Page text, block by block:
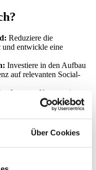
Über Cookies
Reduziere die
entwickle eine
Investiere in den Aufbau
auf relevanten Social-
Konzentriere
Media-Plattformen zu
oder gesponserte
und nutze First-Party-
auf Social Media
zu machen.
Ergebnissen wie